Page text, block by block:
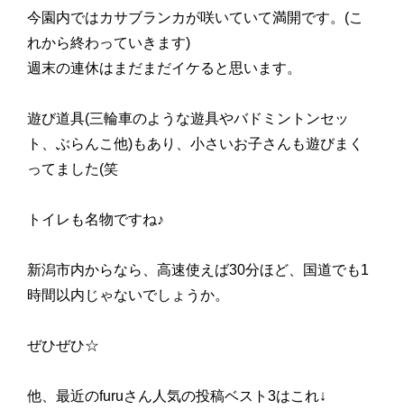
今園内ではカサブランカが咲いていて満開です。(こ
れから終わっていきます)
週末の連休はまだまだイケると思います。
遊び道具(三輪車のような遊具やバドミントンセッ
ト、ぶらんこ他)もあり、小さいお子さんも遊びまく
ってました(笑
トイレも名物ですね♪
新潟市内からなら、高速使えば30分ほど、国道でも1
時間以内じゃないでしょうか。
ぜひぜひ☆
他、最近のfuruさん人気の投稿ベスト3はこれ↓